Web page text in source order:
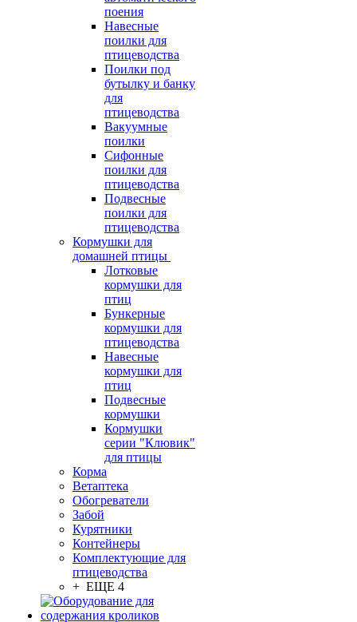
поения
Навесные
поилки для
птицеводства
Поилки под
бутылку и банку
для
птицеводства
Вакуумные
поилки
Сифонные
поилки для
птицеводства
Подвесные
поилки для
птицеводства
Кормушки для
домашней птицы
Лотковые
кормушки для
птиц
Бункерные
кормушки для
птицеводства
Навесные
кормушки для
птиц
Подвесные
кормушки
Кормушки
серии "Клювик"
для птицы
Корма
Ветаптека
Обогреватели
Забой
Курятники
Контейнеры
Комплектующие для
птицеводства
+ ЕЩЕ 4